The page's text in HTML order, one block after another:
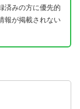
済みの方に優先的
報が掲載されない